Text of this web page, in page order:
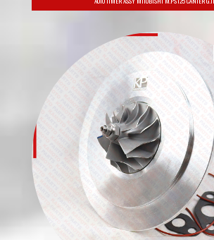
CRANKSHAFT KRUK AS MITSUBISHI PS100 4D31
LINER 4D34 - MITSUBISHI COLT DIESEL PS120
LINER 4D56 - MITSUBISHI L300